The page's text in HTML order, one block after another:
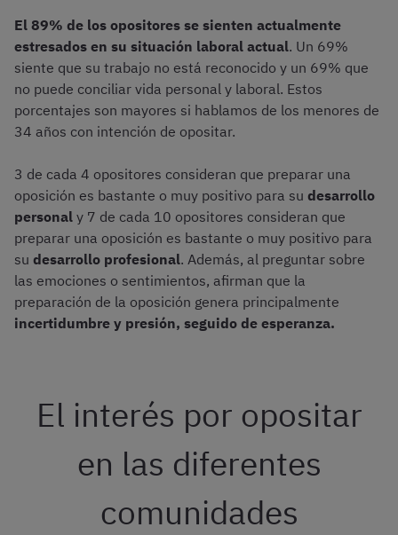
El 89% de los opositores se sienten actualmente
estresados en su situación laboral actual. Un 69%
siente que su trabajo no está reconocido y un 69% que
no puede conciliar vida personal y laboral. Estos
porcentajes son mayores si hablamos de los menores de
34 años con intención de opositar.
3 de cada 4 opositores consideran que preparar una
oposición es bastante o muy positivo para su desarrollo
personal y 7 de cada 10 opositores consideran que
preparar una oposición es bastante o muy positivo para
su desarrollo profesional. Además, al preguntar sobre
las emociones o sentimientos, afirman que la
preparación de la oposición genera principalmente
incertidumbre y presión, seguido de esperanza.
El interés por opositar
en las diferentes
comunidades